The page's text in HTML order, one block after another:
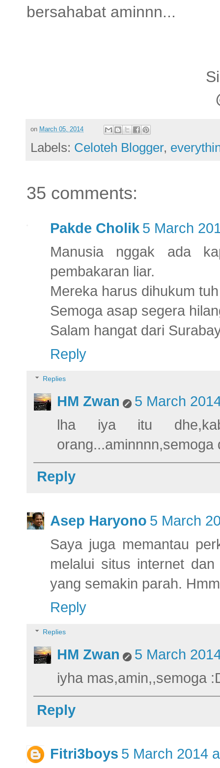
bersahabat aminnn...
on March 05, 2014
Labels: Celoteh Blogger,
35 comments:
Pakde Cholik 5 March
Manusia nggak ada
pembakaran liar.
Mereka harus dihukum tuh
Semoga asap segera
Salam hangat dari
Reply
Replies
HM Zwan
5 March
lha iya itu
orang...aminnnn,semoga
Reply
Asep Haryono 5 March
Saya juga memantau
melalui situs internet
yang semakin parah.
Reply
Replies
HM Zwan
5 March
iyha mas,amin,,semoga
Reply
Fitri3boys 5 March 2014